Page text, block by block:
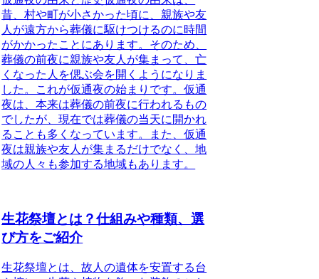
昔、村や町が小さかった頃に、親族や友
人が遠方から葬儀に駆けつけるのに時間
がかかったことにあります。そのため、
葬儀の前夜に親族や友人が集まって、亡
くなった人を偲ぶ会を開くようになりま
した。これが仮通夜の始まりです。仮通
夜は、本来は葬儀の前夜に行われるもの
でしたが、現在では葬儀の当天に開かれ
ることも多くなっています。また、仮通
夜は親族や友人が集まるだけでなく、地
域の人々も参加する地域もあります。
生花祭壇とは？仕組みや種類、選
び方をご紹介
生花祭壇とは、故人の遺体を安置する台